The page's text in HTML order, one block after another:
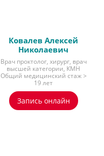
Ковалев Алексей
Николаевич
Врач проктолог, хирург, врач
высшей категории, КМН
Общий медицинский стаж >
19 лет
Запись онлайн